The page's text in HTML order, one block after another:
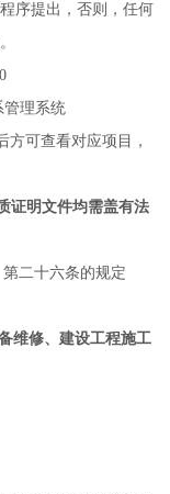
序提出，否则，任何
管理系统
方可查看对应项目，
证明文件均需盖有法
二十六条的规定
维修、 建设工程施工